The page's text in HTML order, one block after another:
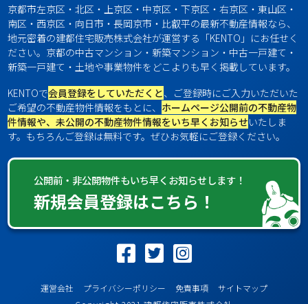
京都市左京区・北区・上京区・中京区・下京区・右京区・東山区・
南区・西京区・向日市・長岡京市・比叡平の最新不動産情報なら、
地元密着の建都住宅販売株式会社が運営する「KENTO」にお任せく
ださい。京都の中古マンション・新築マンション・中古一戸建て・
新築一戸建て・土地や事業物件をどこよりも早く掲載しています。
KENTOで会員登録をしていただくと、ご登録時にご入力いただいた
ご希望の不動産物件情報をもとに、 ホームページ公開前の不動産物
件情報や、未公開の不動産物件情報をいち早くお知らせいたしま
す。もちろんご登録は無料です。ぜひお気軽にご登録ください。
公開前・非公開物件もいち早くお知らせします！
新規会員登録はこちら！
運営会社 プライバシーポリシー 免責事項
サイトマップ